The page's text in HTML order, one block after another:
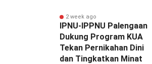
2 week ago
IPNU-IPPNU Palengaan
Dukung Program KUA
Tekan Pernikahan Dini
dan Tingkatkan Minat